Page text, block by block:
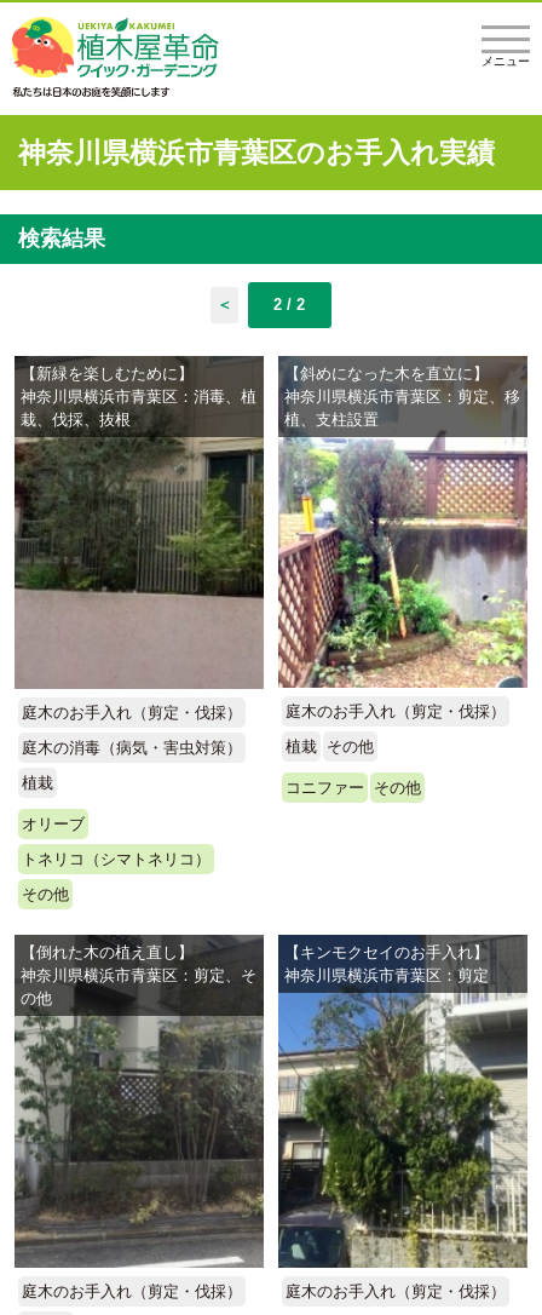
メニュー
神奈川県横浜市青葉区のお手入れ実績
検索結果
＜ 2 / 2
【新緑を楽しむために】
神奈川県横浜市青葉区：消毒、植
栽、伐採、抜根
庭木のお手入れ（剪定・伐採）
庭木の消毒（病気・害虫対策）
植栽
オリーブ
トネリコ（シマトネリコ）
その他
【斜めになった木を直立に】
神奈川県横浜市青葉区：剪定、移
植、支柱設置
庭木のお手入れ（剪定・伐採）
植栽 その他
コニファー その他
【倒れた木の植え直し】
神奈川県横浜市青葉区：剪定、そ
の他
庭木のお手入れ（剪定・伐採）
【キンモクセイのお手入れ】
神奈川県横浜市青葉区：剪定
庭木のお手入れ（剪定・伐採）